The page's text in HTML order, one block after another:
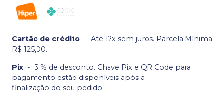
Cartão de crédito - Até 12x sem juros. Parcela Mínima
R$ 125,00.
Pix - 3 % de desconto. Chave Pix e QR Code para
pagamento estão disponíveis após a
finalização do seu pedido.